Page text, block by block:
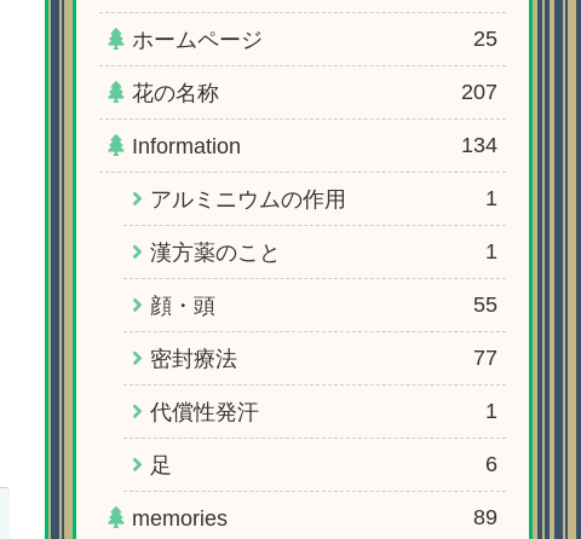
ホームページ 25
花の名称 207
Information 134
アルミニウムの作用 1
漢方薬のこと 1
顔・頭 55
密封療法 77
代償性発汗 1
足 6
memories 89